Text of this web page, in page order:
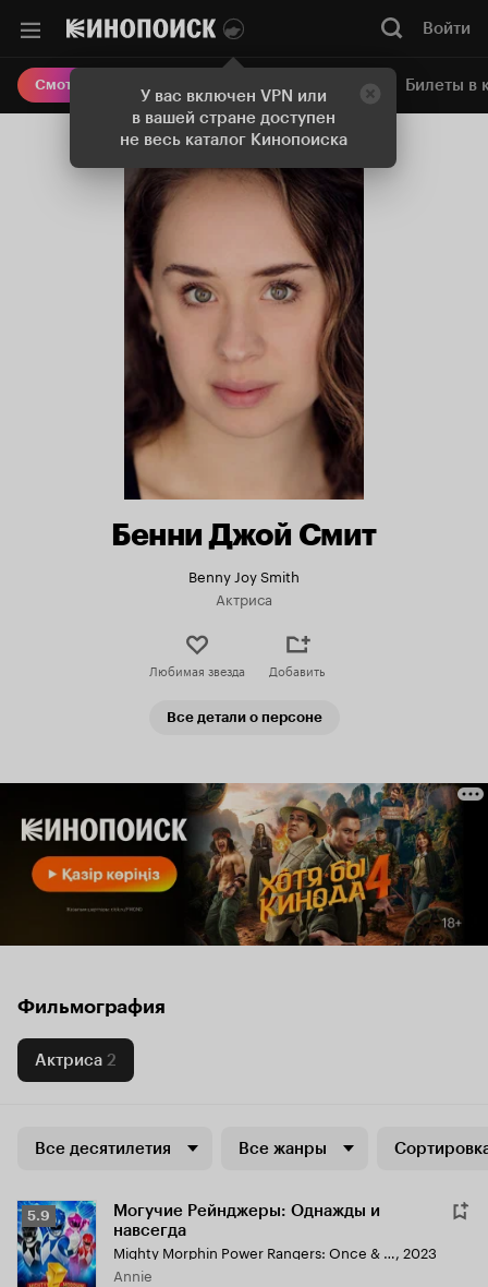
У вас включен VPN или
в вашей стране доступен
не весь каталог Кинопоиска
Войти
Смотреть кино Онлайн-кинотеатр Билеты в
Бенни Джой Смит
Benny Joy Smith
Актриса
Любимая звезда Добавить
Все детали о персоне
Фильмография
Актриса 2
Все десятилетия Все жанры
Рейтинг
Кинопоиска
5.9
5.9
Могучие Рейнджеры: Однажды и
навсегда
Mighty Morphin Power Rangers: Once & Always, 2023
Annie